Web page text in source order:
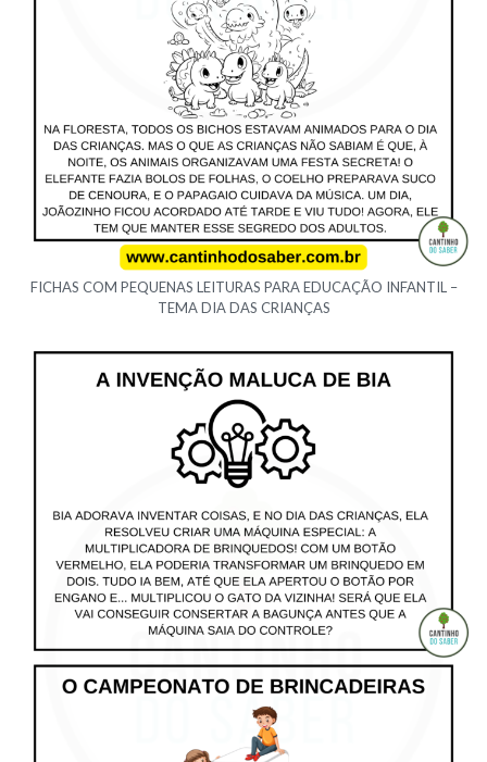
FICHAS COM PEQUENAS LEITURAS PARA EDUCAÇÃO INFANTIL –
TEMA DIA DAS CRIANÇAS